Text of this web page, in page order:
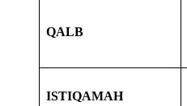
QALB
ISTIQAMAH